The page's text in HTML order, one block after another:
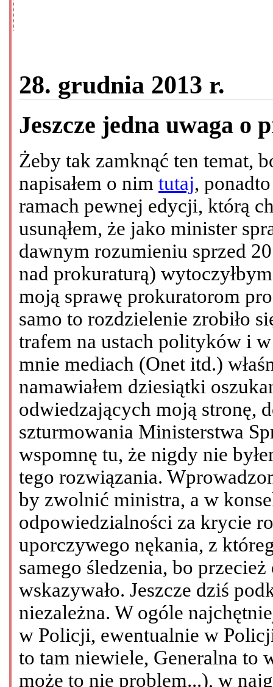
28. grudnia 2013 r.
Jeszcze jedna uwaga o
Żeby tak zamknąć ten temat,
napisałem o nim tutaj,
ramach pewnej edycji, którą
usunąłem, że jako minister
dawnym rozumieniu sprzed
nad prokuraturą)
moją sprawę prokuratorom
samo to rozdzielenie zrobiło
trafem na ustach polityków i
mnie mediach (Onet itd.)
namawiałem dziesiątki
odwiedzających moją stronę,
szturmowania Ministerstwa
wspomnę tu, że nigdy nie
tego rozwiązania.
by zwolnić ministra, a w
odpowiedzialności za krycie
uporczywego nękania, z
samego śledzenia, bo
wskazywało. Jeszcze dziś
niezależna. W ogóle
w Policji, ewentualnie w
to tam niewiele, Generalna to
może to nie problem...), w